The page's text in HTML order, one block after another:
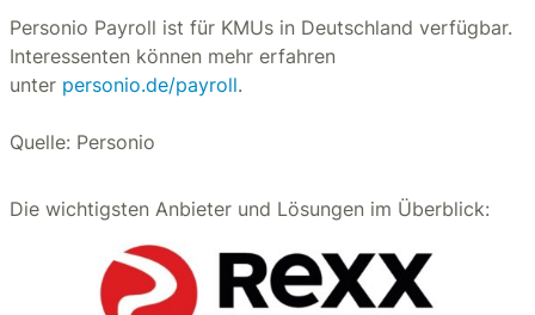
Personio Payroll ist für KMUs in Deutschland verfügbar.
Interessenten können mehr erfahren
unter personio.de/payroll.
Quelle: Personio
Die wichtigsten Anbieter und Lösungen im Überblick: